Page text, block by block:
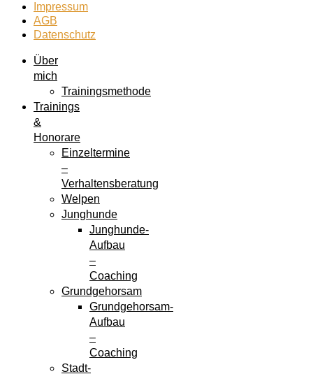
Impressum
AGB
Datenschutz
Über
mich
Trainingsmethode
Trainings
&
Honorare
Einzeltermine
–
Verhaltensberatung
Welpen
Junghunde
Junghunde-
Aufbau
–
Coaching
Grundgehorsam
Grundgehorsam-
Aufbau
–
Coaching
Stadt-